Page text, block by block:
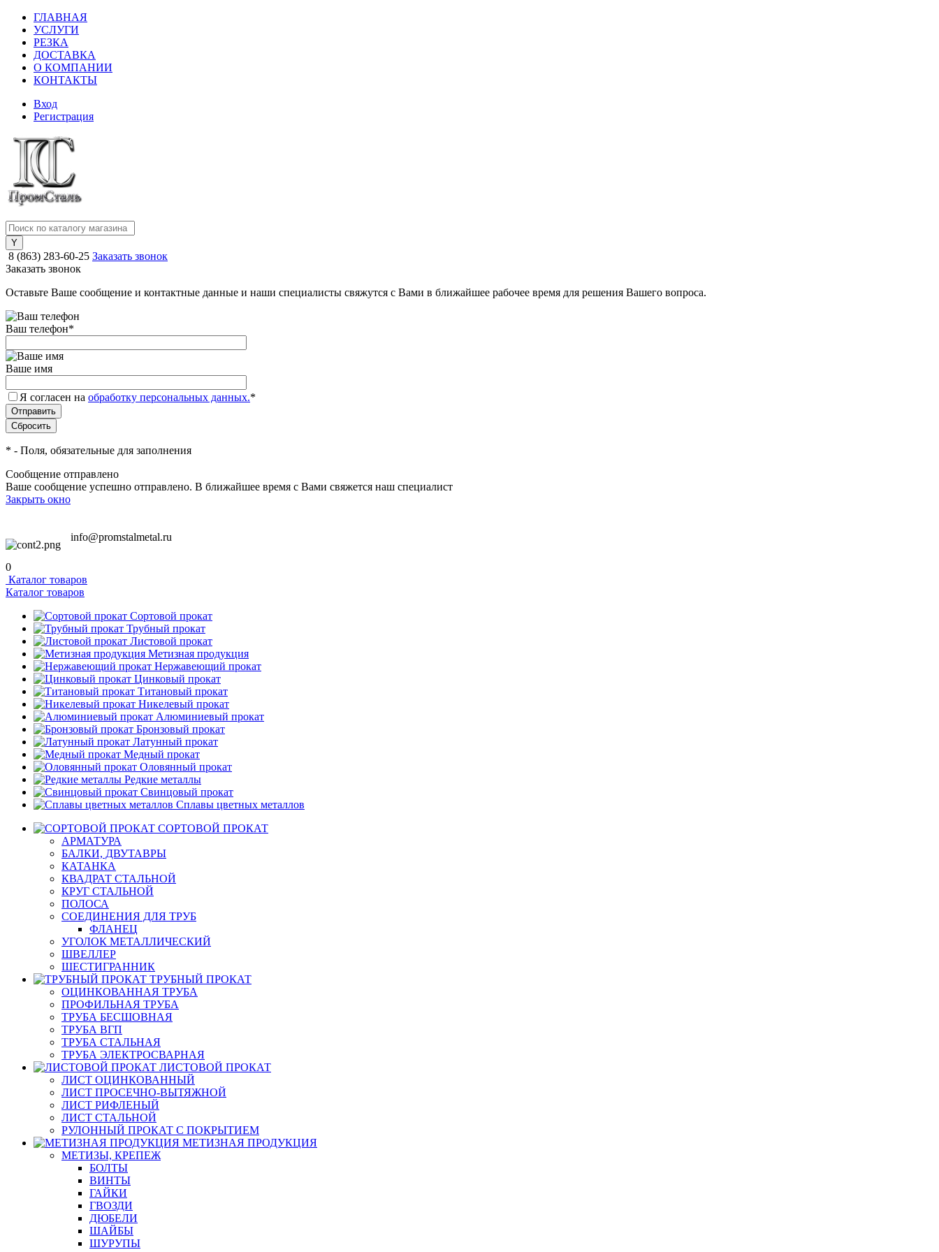
ГЛАВНАЯ
УСЛУГИ
РЕЗКА
ДОСТАВКА
О КОМПАНИИ
КОНТАКТЫ
Вход
Регистрация
8 (863) 283-60-25 Заказать звонок
Заказать звонок
Оставьте Ваше сообщение и контактные данные и наши специалисты свяжутся с Вами в ближайшее рабочее время для решения Вашего вопроса.
Ваш телефон*
Ваше имя
Я согласен на обработку персональных данных.*
* - Поля, обязательные для заполнения
Сообщение отправлено
Ваше сообщение успешно отправлено. В ближайшее время с Вами свяжется наш специалист
Закрыть окно
info@promstalmetal.ru
0
Каталог товаров
Каталог товаров
Сортовой прокат
Трубный прокат
Листовой прокат
Метизная продукция
Нержавеющий прокат
Цинковый прокат
Титановый прокат
Никелевый прокат
Алюминиевый прокат
Бронзовый прокат
Латунный прокат
Медный прокат
Оловянный прокат
Редкие металлы
Свинцовый прокат
Сплавы цветных металлов
СОРТОВОЙ ПРОКАТ
АРМАТУРА
БАЛКИ, ДВУТАВРЫ
КАТАНКА
КВАДРАТ СТАЛЬНОЙ
КРУГ СТАЛЬНОЙ
ПОЛОСА
СОЕДИНЕНИЯ ДЛЯ ТРУБ
ФЛАНЕЦ
УГОЛОК МЕТАЛЛИЧЕСКИЙ
ШВЕЛЛЕР
ШЕСТИГРАННИК
ТРУБНЫЙ ПРОКАТ
ОЦИНКОВАННАЯ ТРУБА
ПРОФИЛЬНАЯ ТРУБА
ТРУБА БЕСШОВНАЯ
ТРУБА ВГП
ТРУБА СТАЛЬНАЯ
ТРУБА ЭЛЕКТРОСВАРНАЯ
ЛИСТОВОЙ ПРОКАТ
ЛИСТ ОЦИНКОВАННЫЙ
ЛИСТ ПРОСЕЧНО-ВЫТЯЖНОЙ
ЛИСТ РИФЛЕНЫЙ
ЛИСТ СТАЛЬНОЙ
РУЛОННЫЙ ПРОКАТ С ПОКРЫТИЕМ
МЕТИЗНАЯ ПРОДУКЦИЯ
МЕТИЗЫ, КРЕПЕЖ
БОЛТЫ
ВИНТЫ
ГАЙКИ
ГВОЗДИ
ДЮБЕЛИ
ШАЙБЫ
ШУРУПЫ